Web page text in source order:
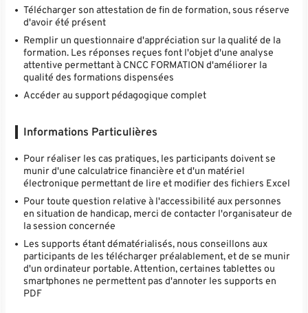
Télécharger son attestation de fin de formation, sous réserve
d'avoir été présent
Remplir un questionnaire d'appréciation sur la qualité de la
formation. Les réponses reçues font l'objet d'une analyse
attentive permettant à CNCC FORMATION d'améliorer la
qualité des formations dispensées
Accéder au support pédagogique complet
Informations Particulières
Pour réaliser les cas pratiques, les participants doivent se
munir d'une calculatrice financière et d'un matériel
électronique permettant de lire et modifier des fichiers Excel
Pour toute question relative à l'accessibilité aux personnes
en situation de handicap, merci de contacter l'organisateur de
la session concernée
Les supports étant dématérialisés, nous conseillons aux
participants de les télécharger préalablement, et de se munir
d'un ordinateur portable. Attention, certaines tablettes ou
smartphones ne permettent pas d'annoter les supports en
PDF